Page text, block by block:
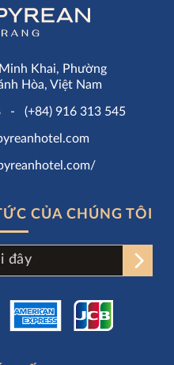
Khai, Phường
Hòa, Việt Nam
- (+84) 916 313 545
CỦA CHÚNG TÔI